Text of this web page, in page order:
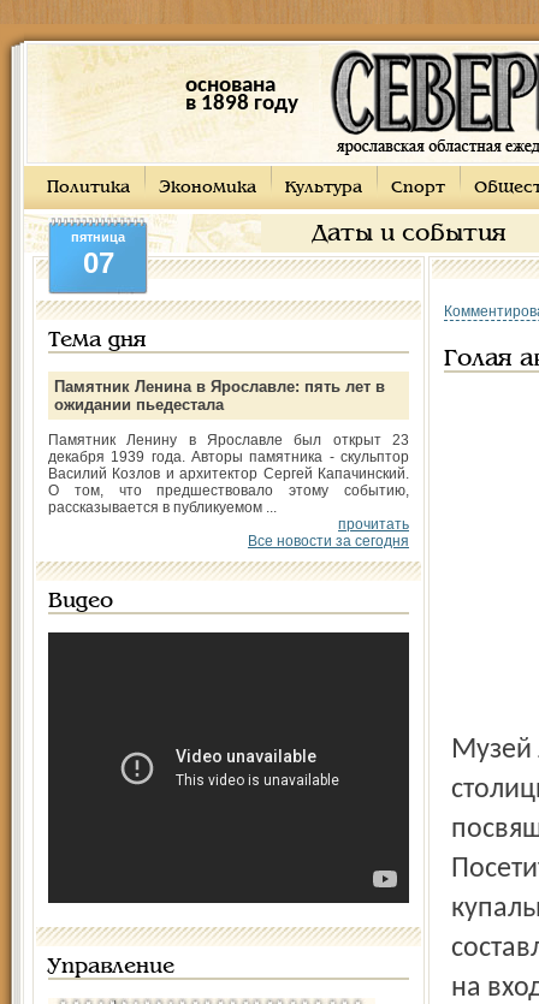
основана
в 1898 году
Политика Экономика Культура Спорт
Даты и события
пятница
07
Тема дня
Памятник Ленина в Ярославле: пять лет в
ожидании пьедестала
Памятник Ленину в Ярославле был открыт 23
декабря 1939 года. Авторы памятника - скульптор
Василий Козлов и архитектор Сергей Капачинский.
О том, что предшествовало этому событию,
рассказывается в публикуемом ...
прочитать
Все новости за сегодня
Видео
Управление
Голая
Музей Леопольда, одна из респектабельных галерей
на